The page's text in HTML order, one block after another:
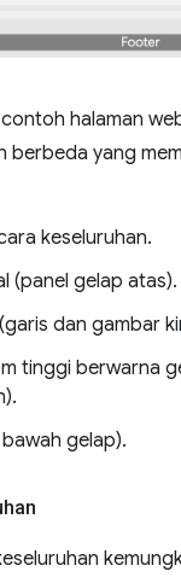
halaman
berbeda yang
keseluruhan.
(panel gelap atas).
dan gambar
tinggi berwarna
gelap).